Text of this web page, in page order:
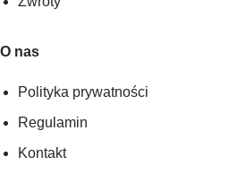
O nas
Polityka prywatności
Regulamin
Kontakt